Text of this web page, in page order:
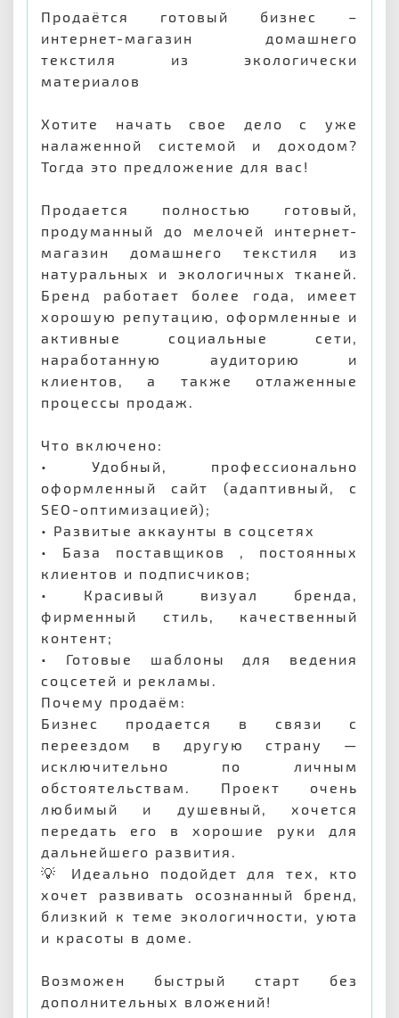
Продаётся готовый бизнес –
интернет-магазин домашнего
текстиля из экологически
материалов
Хотите начать свое дело с уже
налаженной системой и доходом?
Тогда это предложение для вас!
Продается полностью готовый,
продуманный до мелочей интернет-
магазин домашнего текстиля из
натуральных и экологичных тканей.
Бренд работает более года, имеет
хорошую репутацию, оформленные и
активные социальные сети,
наработанную аудиторию и
клиентов, а также отлаженные
процессы продаж.
Что включено:
• Удобный, профессионально
оформленный сайт (адаптивный, с
SEO-оптимизацией);
• Развитые аккаунты в соцсетях
• База поставщиков , постоянных
клиентов и подписчиков;
• Красивый визуал бренда,
фирменный стиль, качественный
контент;
• Готовые шаблоны для ведения
соцсетей и рекламы.
Почему продаём:
Бизнес продается в связи с
переездом в другую страну —
исключительно по личным
обстоятельствам. Проект очень
любимый и душевный, хочется
передать его в хорошие руки для
дальнейшего развития.
💡 Идеально подойдет для тех, кто
хочет развивать осознанный бренд,
близкий к теме экологичности, уюта
и красоты в доме.
Возможен быстрый старт без
дополнительных вложений!